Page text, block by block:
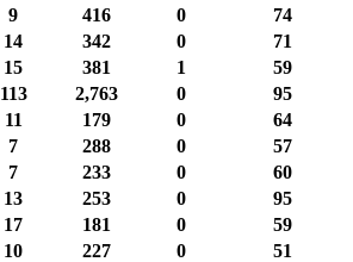
9 416 0
74
14 342 0
71
15 381 1
59
113 2,763 0
95
11 179 0
64
7 288 0
57
7 233 0
60
13 253 0
95
17 181 0
59
10 227 0
51